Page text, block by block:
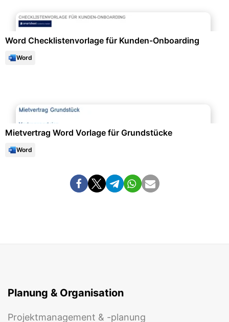
Word Checklistenvorlage für Kunden-Onboarding
Word
Mietvertrag Word Vorlage für Grundstücke
Word
Planung & Organisation
Projektmanagement & -planung